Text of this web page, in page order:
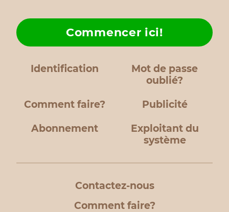
Identification
Mot de passe
oublié?
Comment faire?
Commencer ici!
Publicité
Abonnement
Exploitant du
système
Contactez-nous
Comment faire?